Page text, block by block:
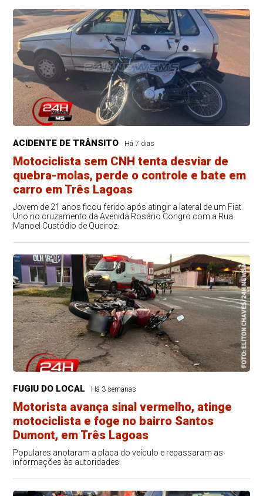
ACIDENTE DE TRÂNSITO Há 7 dias
Motociclista sem CNH tenta desviar de
quebra-molas, perde o controle e bate em
carro em Três Lagoas
Jovem de 21 anos ficou ferido após atingir a lateral de um Fiat
Uno no cruzamento da Avenida Rosário Congro com a Rua
Manoel Custódio de Queiroz.
FUGIU DO LOCAL Há 3 semanas
Motorista avança sinal vermelho, atinge
motociclista e foge no bairro Santos
Dumont, em Três Lagoas
Populares anotaram a placa do veículo e repassaram as
informações às autoridades.